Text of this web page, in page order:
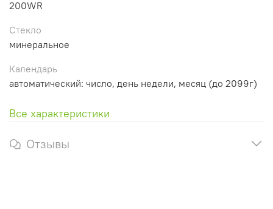
200WR
Стекло
минеральное
Календарь
автоматический: число, день недели, месяц (до 2099г)
Все характеристики
Отзывы